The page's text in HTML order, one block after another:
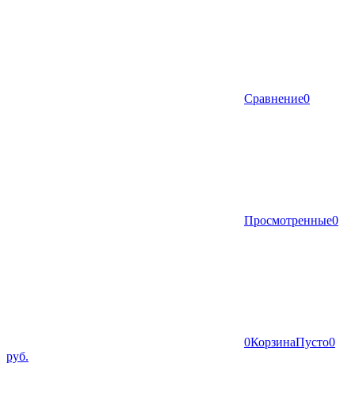
Сравнение0
Просмотренные0
0КорзинаПусто0
руб.